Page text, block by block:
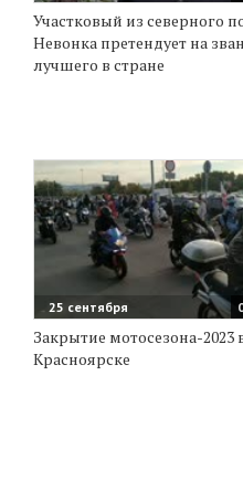
Участковый из северного
Невонка претендует на
лучшего в стране
25 сентября
Закрытие мотосезона-2023
Красноярске